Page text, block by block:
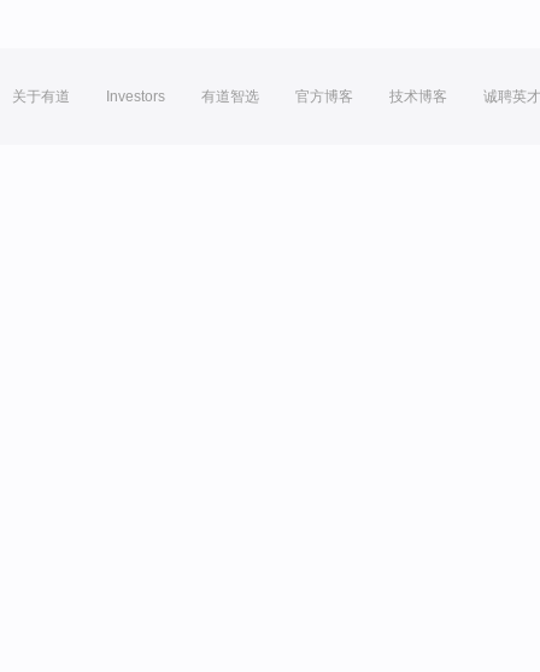
关于有道 Investors 有道智选 官方博客 技术博客 诚聘英才